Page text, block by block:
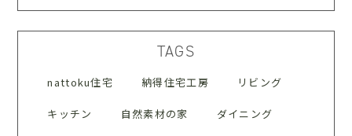
TAGS
nattoku住宅 納得住宅工房 リビング
キッチン 自然素材の家 ダイニング